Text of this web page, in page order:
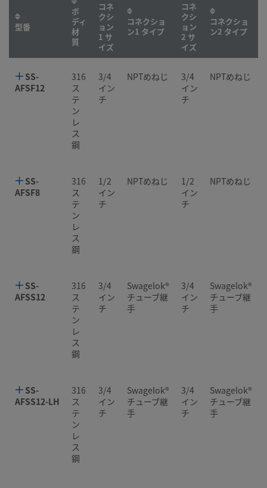
型番
ボ
ディ
材
質
コネ
クシ
ョン
1 サ
イズ
コネクショ
ン1 タイプ
コネ
クシ
ョン
2 サ
イズ
コネクショ
ン2 タイプ
SS-
AFSF12
316
ス
テ
ン
レ
ス
鋼
3/4
イン
チ
NPTめねじ
3/4
イン
チ
NPTめねじ
SS-
AFSF8
316
ス
テ
ン
レ
ス
鋼
1/2
イン
チ
NPTめねじ
1/2
イン
チ
NPTめねじ
SS-
AFSS12
316
ス
テ
ン
レ
ス
鋼
3/4
イン
チ
Swagelok®
チューブ継
手
3/4
イン
チ
Swagelok®
チューブ継
手
SS-
AFSS12-LH
316
ス
テ
ン
レ
ス
鋼
3/4
イン
チ
Swagelok®
チューブ継
手
3/4
イン
チ
Swagelok®
チューブ継
手